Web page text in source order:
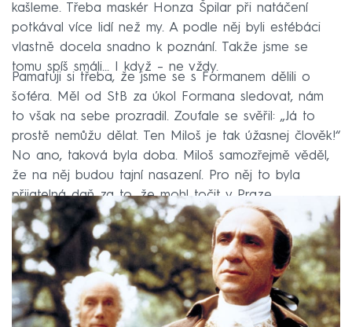
kašleme. Třeba maskér Honza Špilar při natáčení
potkával více lidí než my. A podle něj byli estébáci
vlastně docela snadno k poznání. Takže jsme se
tomu spíš smáli… I když – ne vždy.
Pamatuji si třeba, že jsme se s Formanem dělili o
šoféra. Měl od StB za úkol Formana sledovat, nám
to však na sebe prozradil. Zoufale se svěřil: „Já to
prostě nemůžu dělat. Ten Miloš je tak úžasnej člověk!“
No ano, taková byla doba. Miloš samozřejmě věděl,
že na něj budou tajní nasazení. Pro něj to byla
přijatelná daň za to, že mohl točit v Praze.